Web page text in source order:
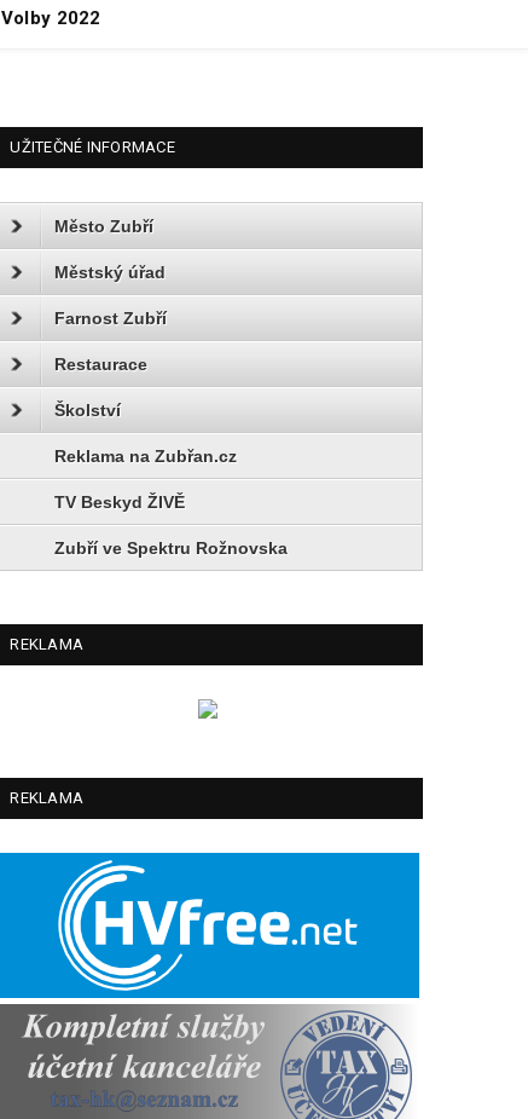
Volby 2022
UŽITEČNÉ INFORMACE
Město Zubří
Městský úřad
Farnost Zubří
Restaurace
Školství
Reklama na Zubřan.cz
TV Beskyd ŽIVĚ
Zubří ve Spektru Rožnovska
REKLAMA
REKLAMA